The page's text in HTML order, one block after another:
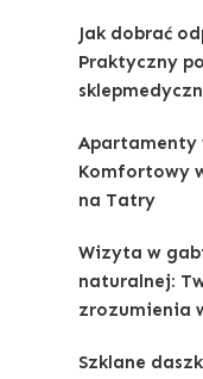
Jak dobrać
Praktyczny
Apartamenty
Komfortowy
na Tatry
Wizyta w
naturalnej:
zrozumienia
Szklane